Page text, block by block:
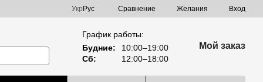
Укр Рус Сравнение Желания Вход
График работы:
Будние:
10:00–19:00
Сб:
12:00–18:00
Мой заказ